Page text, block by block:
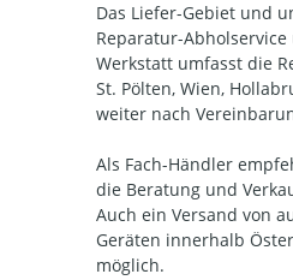
Das Liefer-Gebiet und
Reparatur-
Werkstatt umfasst die
St. Pölten, Wien,
weiter nach
Als Fach-Händler
die Beratung und
Auch ein Versand von
Geräten innerhalb
möglich.